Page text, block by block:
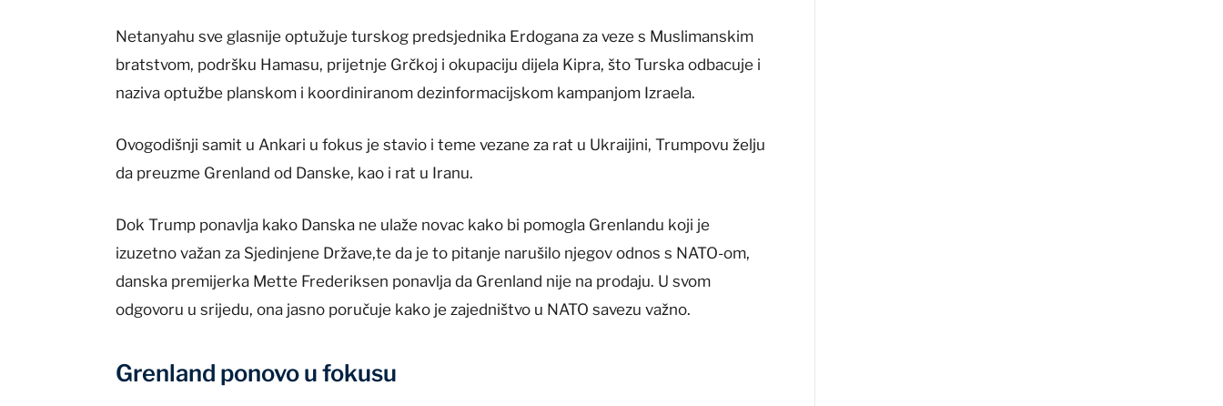
Netanyahu sve glasnije optužuje turskog predsjednika Erdogana za veze s Muslimanskim
bratstvom, podršku Hamasu, prijetnje Grčkoj i okupaciju dijela Kipra, što Turska odbacuje i
naziva optužbe planskom i koordiniranom dezinformacijskom kampanjom Izraela.
Ovogodišnji samit u Ankari u fokus je stavio i teme vezane za rat u Ukraijini, Trumpovu želju
da preuzme Grenland od Danske, kao i rat u Iranu.
Dok Trump ponavlja kako Danska ne ulaže novac kako bi pomogla Grenlandu koji je
izuzetno važan za Sjedinjene Države,te da je to pitanje narušilo njegov odnos s NATO-om,
danska premijerka Mette Frederiksen ponavlja da Grenland nije na prodaju. U svom
odgovoru u srijedu, ona jasno poručuje kako je zajedništvo u NATO savezu važno.
Grenland ponovo u fokusu